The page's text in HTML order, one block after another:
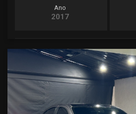
Ano
2017